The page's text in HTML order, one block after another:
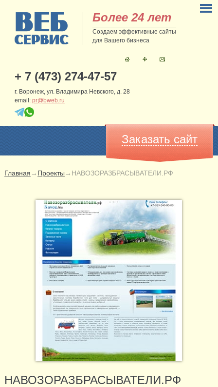
Более 24 лет
Создаем эффективные сайты
для Вашего бизнеса
+ 7 (473) 274-47-57
г. Воронеж, ул. Владимира Невского, д. 28
email: pr@bweb.ru
Заказать сайт
Главная → Проекты → НАВОЗОРАЗБРАСЫВАТЕЛИ.РФ
НАВОЗОРАЗБРАСЫВАТЕЛИ.РФ